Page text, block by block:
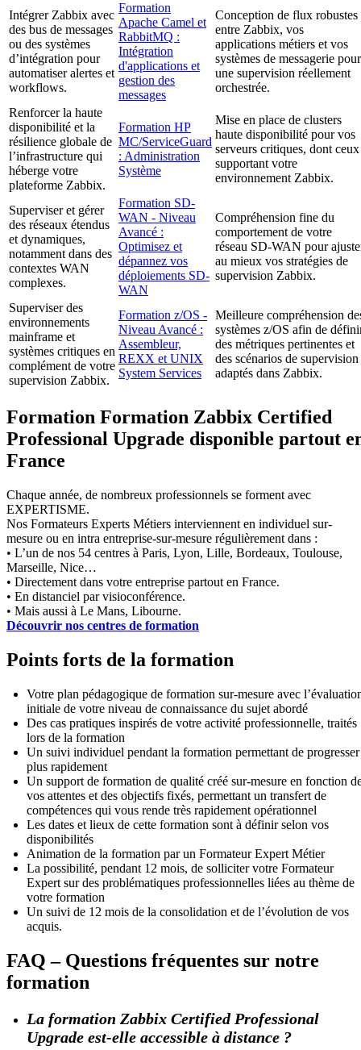
Intégrer Zabbix avec
des bus de messages
ou des systèmes
d’intégration pour
automatiser alertes et
workflows.
Formation
Apache Camel et
RabbitMQ :
Intégration
d'applications et
gestion des
messages
Conception de flux robustes
entre Zabbix, vos
applications métiers et vos
systèmes de messagerie pour
une supervision réellement
orchestrée.
Renforcer la haute
disponibilité et la
résilience globale de
l’infrastructure qui
héberge votre
plateforme Zabbix.
Formation HP
MC/ServiceGuard
: Administration
Système
Mise en place de clusters
haute disponibilité pour vos
serveurs critiques, dont ceux
supportant votre
environnement Zabbix.
Superviser et gérer
des réseaux étendus
et dynamiques,
notamment dans des
contextes WAN
complexes.
Formation SD-
WAN - Niveau
Avancé :
Optimisez et
dépannez vos
déploiements SD-
WAN
Compréhension fine du
comportement de votre
réseau SD-WAN pour
au mieux vos stratégies de
supervision Zabbix.
Superviser des
environnements
mainframe et
systèmes critiques en
complément de votre
supervision Zabbix.
Formation z/OS -
Niveau Avancé :
Assembleur,
REXX et UNIX
System Services
Meilleure compréhension
systèmes z/OS afin de
des métriques pertinentes et
des scénarios de supervision
adaptés dans Zabbix.
Formation Formation Zabbix Certified
Professional Upgrade disponible partout
France
Chaque année, de nombreux professionnels se forment avec
EXPERTISME.
Nos Formateurs Experts Métiers interviennent en individuel sur-
mesure ou en intra entreprise-sur-mesure régulièrement dans :
• L’un de nos 54 centres à Paris, Lyon, Lille, Bordeaux, Toulouse,
Marseille, Nice…
• Directement dans votre entreprise partout en France.
• En distanciel par visioconférence.
• Mais aussi à Le Mans, Libourne.
Découvrir nos centres de formation
Points forts de la formation
Votre plan pédagogique de formation sur-mesure avec
initiale de votre niveau de connaissance du sujet abordé
Des cas pratiques inspirés de votre activité professionnelle, traités
lors de la formation
Un suivi individuel pendant la formation permettant de progresser
plus rapidement
Un support de formation de qualité créé sur-mesure en fonction
vos attentes et des objectifs fixés, permettant un transfert de
compétences qui vous rende très rapidement opérationnel
Les dates et lieux de cette formation sont à définir selon vos
disponibilités
Animation de la formation par un Formateur Expert Métier
La possibilité, pendant 12 mois, de solliciter votre Formateur
Expert sur des problématiques professionnelles liées au thème de
votre formation
Un suivi de 12 mois de la consolidation et de l’évolution de vos
acquis.
FAQ – Questions fréquentes sur notre
formation
La formation Zabbix Certified Professional
Upgrade est-elle accessible à distance ?